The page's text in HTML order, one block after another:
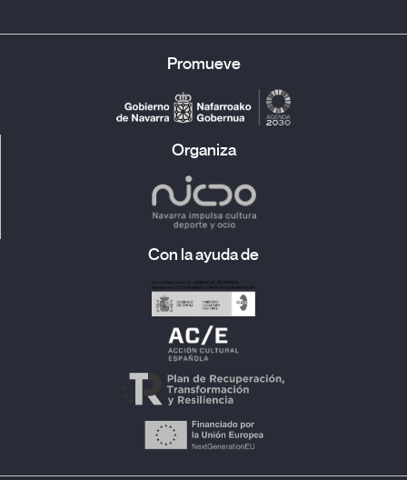
Promueve
Organiza
Con la ayuda de